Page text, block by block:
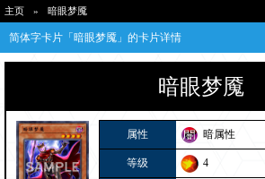
主页 » 暗眼梦魇
简体字卡片「暗眼梦魇」的卡片详情
暗眼梦魇
属性 暗属性
等级 4